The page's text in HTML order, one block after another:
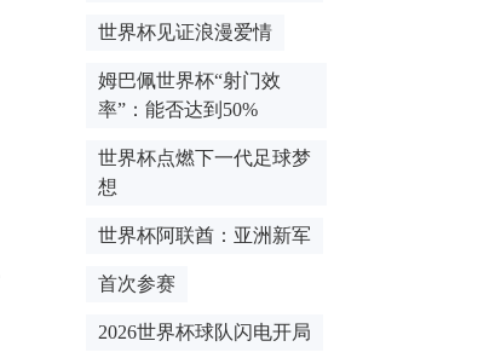
世界杯见证浪漫爱情
姆巴佩世界杯“射门效
率”：能否达到50%
世界杯点燃下一代足球梦
想
世界杯阿联酋：亚洲新军
首次参赛
2026世界杯球队闪电开局